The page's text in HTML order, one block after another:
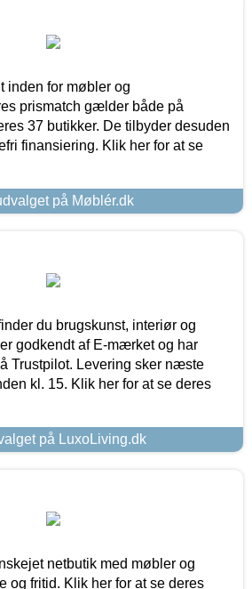
inden for møbler og
prismatch gælder både på
37 butikker. De tilbyder desuden
finansiering. Klik her for at se
på Møblér.dk
du brugskunst, interiør og
godkendt af E-mærket og har
Trustpilot. Levering sker næste
kl. 15. Klik her for at se deres
på LuxoLiving.dk
netbutik med møbler og
og fritid. Klik her for at se deres